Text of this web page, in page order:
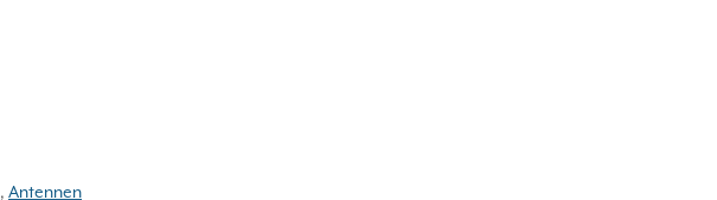
, Antennen